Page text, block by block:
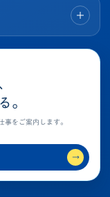
。
事をご案内します。
→